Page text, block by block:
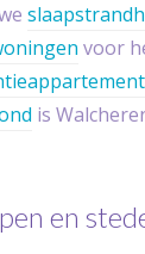
voor
is
en